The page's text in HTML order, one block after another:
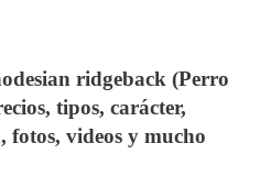
ridgeback (Perro
tipos, carácter,
fotos, videos y mucho